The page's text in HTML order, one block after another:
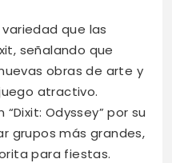
que las
señalando que
obras de arte y
atractivo.
Odyssey” por su
grupos más grandes,
para fiestas.